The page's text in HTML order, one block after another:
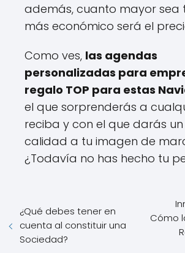
además, cuanto mayor sea
más económico será el
Como ves, las agendas
personalizadas para
regalo TOP para estas
el que sorprenderás a
reciba y con el que darás
calidad a tu imagen de
¿Todavía no has hecho tu
¿Qué debes tener en
cuenta al constituir una
Sociedad?
Cómo